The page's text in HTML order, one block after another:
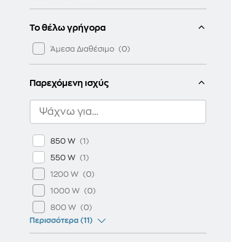
Το θέλω γρήγορα
Άμεσα Διαθέσιμο
Παρεχόμενη ισχύς
850 W
550 W
1200 W
1000 W
800 W
Περισσότερα (11)